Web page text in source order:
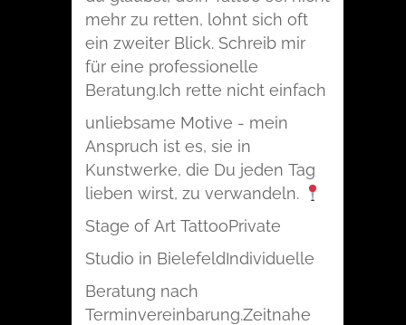
mehr zu retten, lohnt sich oft
ein zweiter Blick. Schreib mir
für eine professionelle
Beratung.Ich rette nicht einfach
unliebsame Motive - mein
Anspruch ist es, sie in
Kunstwerke, die Du jeden Tag
lieben wirst, zu verwandeln.
Stage of Art TattooPrivate
Studio in BielefeldIndividuelle
Beratung nach
Terminvereinbarung.Zeitnahe